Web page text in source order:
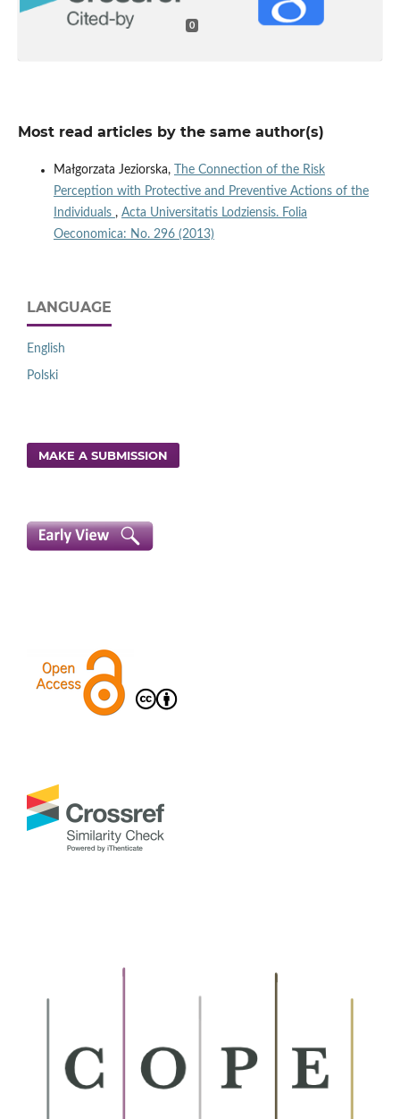
0
Most read articles by the same author(s)
Małgorzata Jeziorska,
The Connection of the Risk
Perception with Protective and Preventive Actions of the
Individuals , Acta Universitatis Lodziensis. Folia
Oeconomica: No. 296 (2013)
LANGUAGE
English
Polski
MAKE A SUBMISSION